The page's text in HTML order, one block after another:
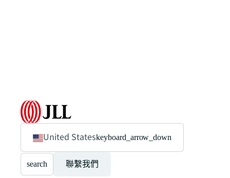
United Stateskeyboard_arrow_down
search 聯繫我們